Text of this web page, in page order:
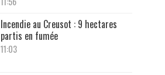
Incendie au Creusot : 9 hectares
partis en fumée
11:03